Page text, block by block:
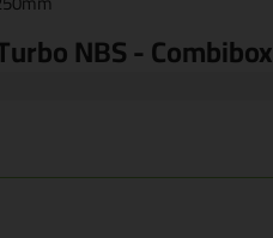
NBS - Combibox